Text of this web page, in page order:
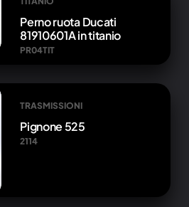
Perno ruota Ducati
81910601A in titanio
PR04TIT
TRASMISSIONI
Pignone 525
2114